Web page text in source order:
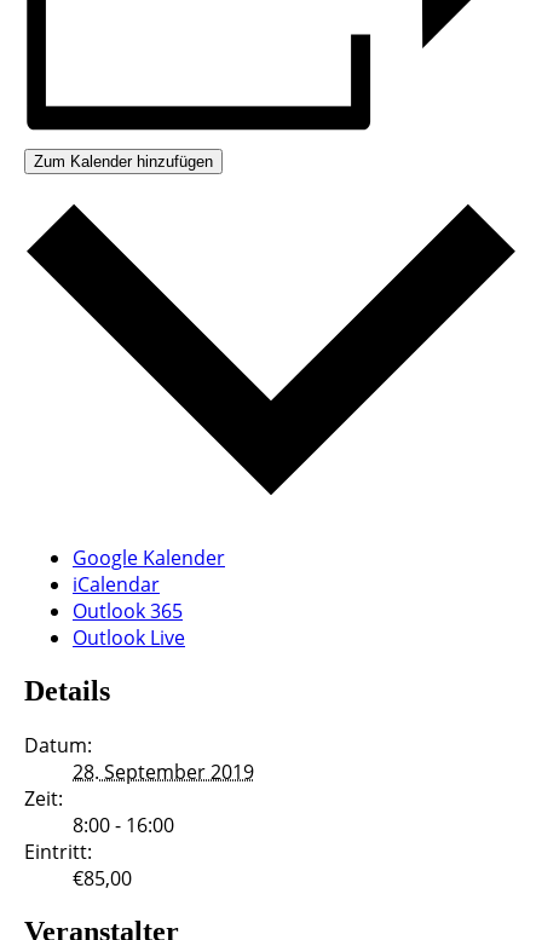
Zum Kalender hinzufügen
Google Kalender
iCalendar
Outlook 365
Outlook Live
Details
Datum:
28. September 2019
Zeit:
8:00 - 16:00
Eintritt:
€85,00
Veranstalter